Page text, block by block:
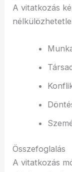
A vitatkozás
Összefoglalás
A vitatkozás